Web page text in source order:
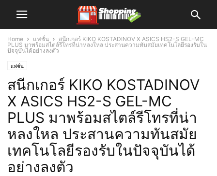
Home แฟชั่น
สนีกเกอร์ KIKO KOSTADINOV X ASICS HS2-S GEL-MC
PLUS มาพร้อมสไตล์รีโทรที่น่าหลงใหล ประสานความทันสมัยเทคโนโลยีรองรับใน
ปัจจุบันได้อย่างลงตัว
แฟชั่น
สนีกเกอร์ KIKO KOSTADINOV
X ASICS HS2-S GEL-MC
PLUS มาพร้อมสไตล์รีโทรที่น่า
หลงใหล ประสานความทันสมัย
เทคโนโลยีรองรับในปัจจุบันได้
อย่างลงตัว